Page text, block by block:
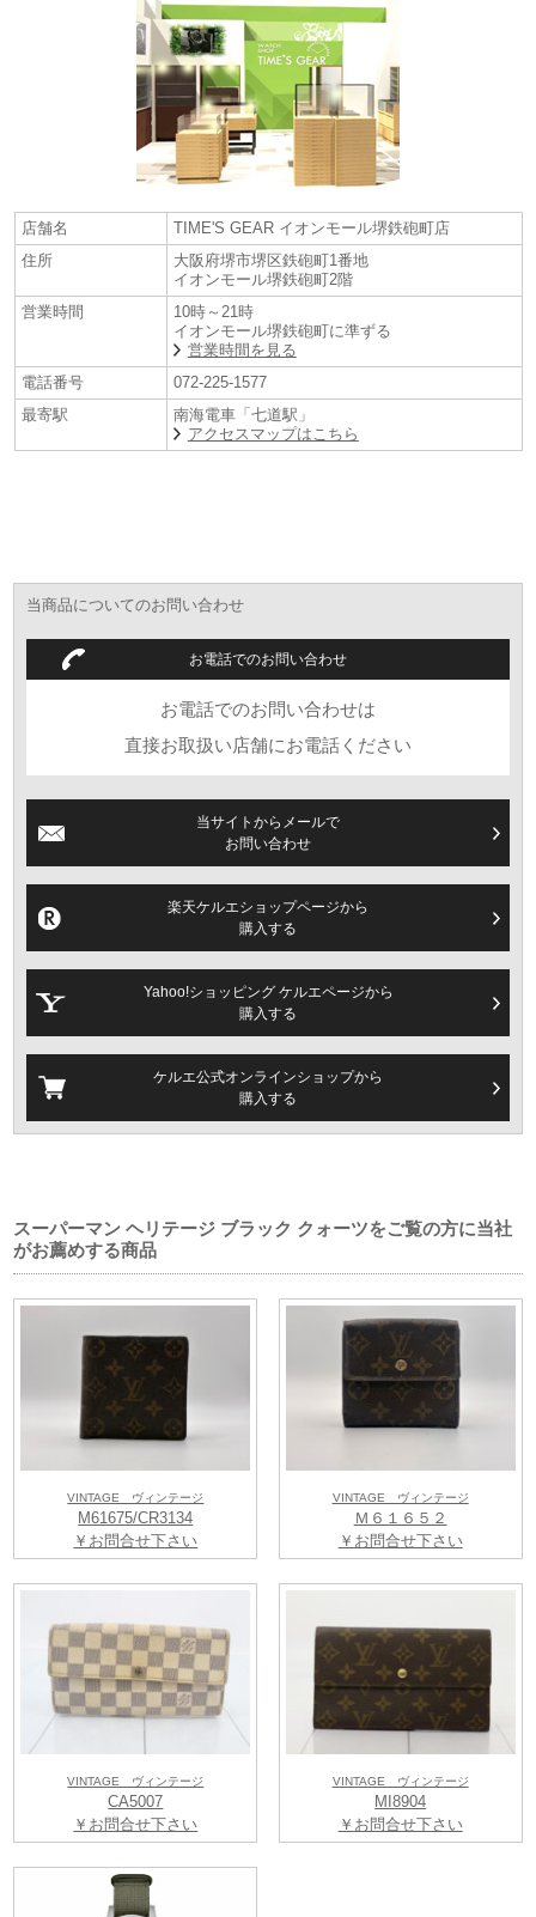
店舗名
TIME'S GEAR イオンモール堺鉄砲町店
住所
大阪府堺市堺区鉄砲町1番地
イオンモール堺鉄砲町2階
営業時間
10時～21時
イオンモール堺鉄砲町に準ずる
営業時間を見る
電話番号
072-225-1577
最寄駅
南海電車「七道駅」
アクセスマップはこちら
当商品についてのお問い合わせ
お電話でのお問い合わせ
お電話でのお問い合わせは
直接お取扱い店舗にお電話ください
当サイトからメールで
お問い合わせ
楽天ケルエショップページから
購入する
Yahoo!ショッピング ケルエページから
購入する
ケルエ公式オンラインショップから
購入する
スーパーマン ヘリテージ ブラック クォーツをご覧の方に当社
がお薦めする商品
VINTAGE ヴィンテージ
M61675/CR3134
￥お問合せ下さい
VINTAGE ヴィンテージ
Ｍ６１６５２
￥お問合せ下さい
VINTAGE ヴィンテージ
CA5007
￥お問合せ下さい
VINTAGE ヴィンテージ
MI8904
￥お問合せ下さい